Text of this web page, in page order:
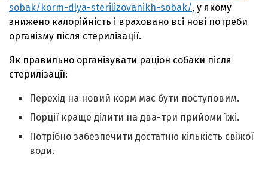
sobak/korm-dlya-sterilizovanikh-sobak/, у якому
знижено калорійність і враховано всі нові потреби
організму після стерилізації.
Як правильно організувати раціон собаки після
стерилізації:
Перехід на новий корм має бути поступовим.
Порції краще ділити на два-три прийоми їжі.
Потрібно забезпечити достатню кількість свіжої
води.